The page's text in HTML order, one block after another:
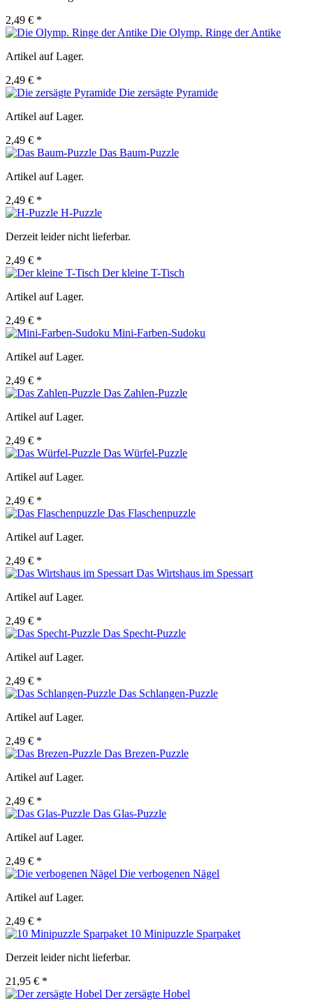
2,49 € *
Die Olymp. Ringe der Antike
Artikel auf Lager.
2,49 € *
Die zersägte Pyramide
Artikel auf Lager.
2,49 € *
Das Baum-Puzzle
Artikel auf Lager.
2,49 € *
H-Puzzle
Derzeit leider nicht lieferbar.
2,49 € *
Der kleine T-Tisch
Artikel auf Lager.
2,49 € *
Mini-Farben-Sudoku
Artikel auf Lager.
2,49 € *
Das Zahlen-Puzzle
Artikel auf Lager.
2,49 € *
Das Würfel-Puzzle
Artikel auf Lager.
2,49 € *
Das Flaschenpuzzle
Artikel auf Lager.
2,49 € *
Das Wirtshaus im Spessart
Artikel auf Lager.
2,49 € *
Das Specht-Puzzle
Artikel auf Lager.
2,49 € *
Das Schlangen-Puzzle
Artikel auf Lager.
2,49 € *
Das Brezen-Puzzle
Artikel auf Lager.
2,49 € *
Das Glas-Puzzle
Artikel auf Lager.
2,49 € *
Die verbogenen Nägel
Artikel auf Lager.
2,49 € *
10 Minipuzzle Sparpaket
Derzeit leider nicht lieferbar.
21,95 € *
Der zersägte Hobel